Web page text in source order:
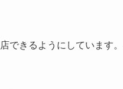
できるようにしています